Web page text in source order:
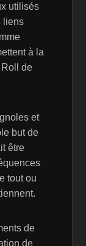
utilisés
liens
à la
Roll de
et
but de
être
tout ou
de
de